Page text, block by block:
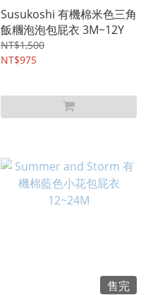
Susukoshi 有機棉米色三角
飯糰泡泡包屁衣 3M~12Y
NT$1,500
NT$975
售完